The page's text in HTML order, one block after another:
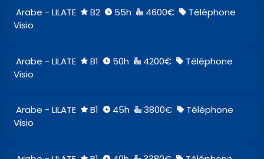
Arabe - LILATE B2 55h 4600€
Téléphone
Visio
Arabe - LILATE B1 50h 4200€
Téléphone
Visio
Arabe - LILATE B1 45h 3800€
Téléphone
Visio